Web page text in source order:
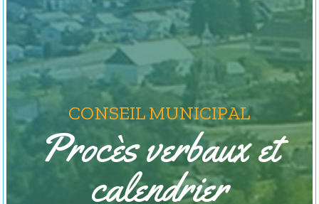
CONSEIL MUNICIPAL
Procès verbaux et
calendrier